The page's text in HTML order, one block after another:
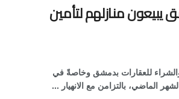
منازلهم لتأمين
للعقارات بدمشق وخاصةً في
الماضي، بالتزامن مع الانهيار ...